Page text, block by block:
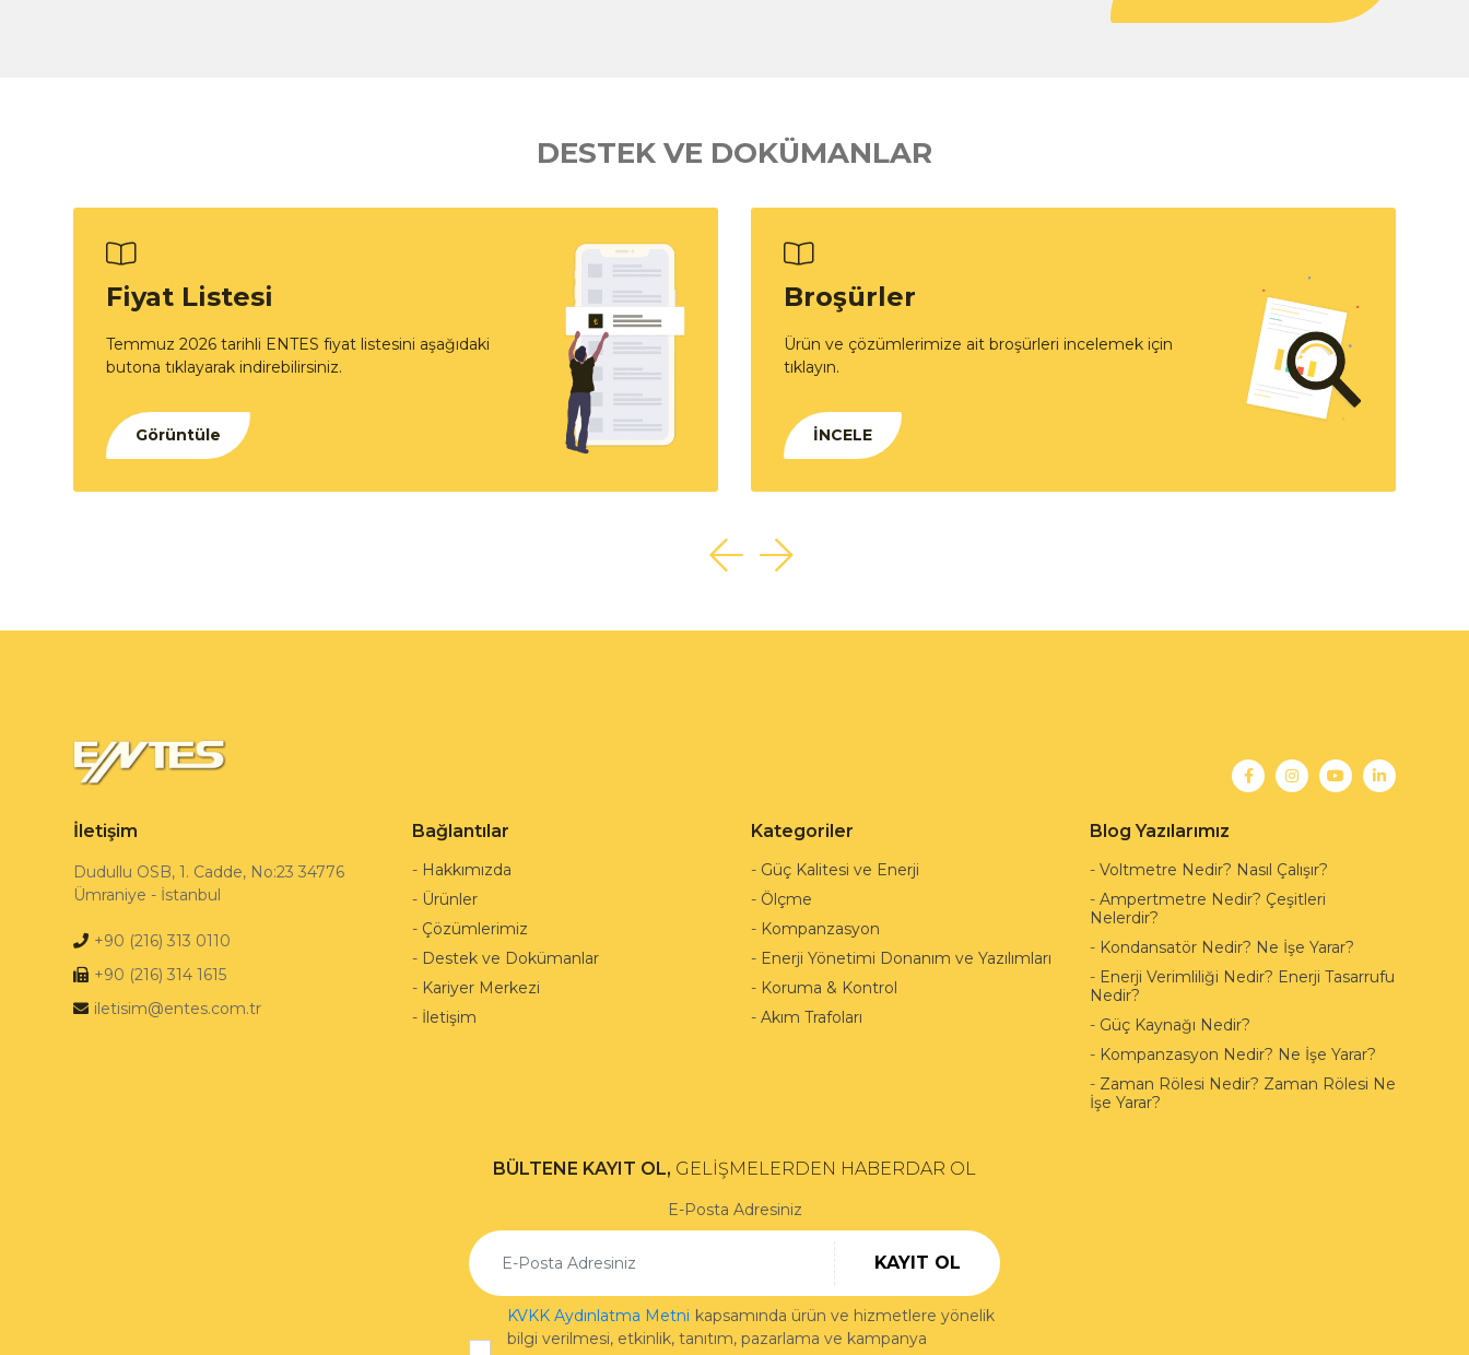
DESTEK VE DOKÜMANLAR
Fiyat Listesi
Temmuz 2026 tarihli ENTES fiyat listesini aşağıdaki
butona tıklayarak indirebilirsiniz.
Görüntüle
Broşürler
Ürün ve çözümlerimize ait broşürleri incelemek için
tıklayın.
İNCELE
İletişim
Dudullu OSB, 1. Cadde, No:23 34776
Ümraniye - İstanbul
+90 (216) 313 0110
+90 (216) 314 1615
iletisim@entes.com.tr
Bağlantılar
- Hakkımızda
- Ürünler
- Çözümlerimiz
- Destek ve Dokümanlar
- Kariyer Merkezi
- İletişim
Kategoriler
- Güç Kalitesi ve Enerji
- Ölçme
- Kompanzasyon
- Enerji Yönetimi Donanım ve Yazılımları
- Koruma & Kontrol
- Akım Trafoları
Blog Yazılarımız
- Voltmetre Nedir? Nasıl Çalışır?
- Ampertmetre Nedir? Çeşitleri
Nelerdir?
- Kondansatör Nedir? Ne İşe Yarar?
- Enerji Verimliliği Nedir? Enerji Tasarrufu
Nedir?
- Güç Kaynağı Nedir?
- Kompanzasyon Nedir? Ne İşe Yarar?
- Zaman Rölesi Nedir? Zaman Rölesi Ne
İşe Yarar?
BÜLTENE KAYIT OL, GELİŞMELERDEN HABERDAR OL
E-Posta Adresiniz
KAYIT OL
KVKK Aydınlatma Metni kapsamında ürün ve hizmetlere yönelik
bilgi verilmesi, etkinlik, tanıtım, pazarlama ve kampanya